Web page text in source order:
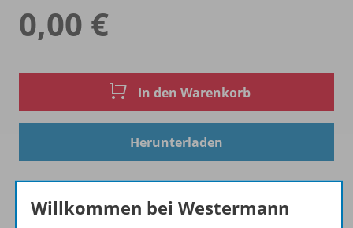
0,00 €
In den Warenkorb
Herunterladen
Willkommen bei Westermann